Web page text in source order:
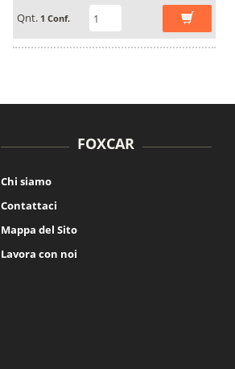
Qnt. 1 Conf.
FOXCAR
Chi siamo
Contattaci
Mappa del Sito
Lavora con noi